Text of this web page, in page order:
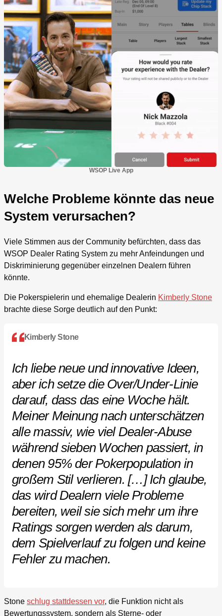
WSOP Live App
Welche Probleme könnte das neue
System verursachen?
Viele Stimmen aus der Community befürchten, dass das
WSOP Dealer Rating System zu mehr Anfeindungen und
Diskriminierung gegenüber einzelnen Dealern führen
könnte.
Die Pokerspielerin und ehemalige Dealerin Kimberly Stone
brachte diese Sorge deutlich auf den Punkt:
Kimberly Stone
Ich liebe neue und innovative Ideen,
aber ich setze die Over/Under-Linie
darauf, dass das eine Woche hält.
Meiner Meinung nach unterschätzen
alle massiv, wie viel Dealer-Abuse
während sieben Wochen passiert, in
denen 95% der Pokerpopulation in
großem Stil verlieren. […] Ich glaube,
das wird Dealern viele Probleme
bereiten, weil sie sich mehr um ihre
Ratings sorgen werden als darum,
dem Spielverlauf zu folgen und keine
Fehler zu machen.
Stone schlug stattdessen vor, die Funktion nicht als
Bewertungssystem, sondern als Sterne- oder